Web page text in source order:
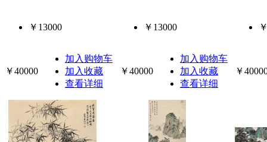
￥13000
￥40000
加入购物车
加入收藏
查看详细
￥13000
￥40000
加入购物车
加入收藏
查看详细
￥